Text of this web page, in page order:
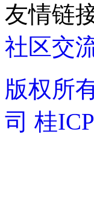
友情链
社区交
版权所
司 桂